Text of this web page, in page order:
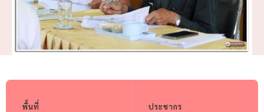
พื้นที่ ประชากร